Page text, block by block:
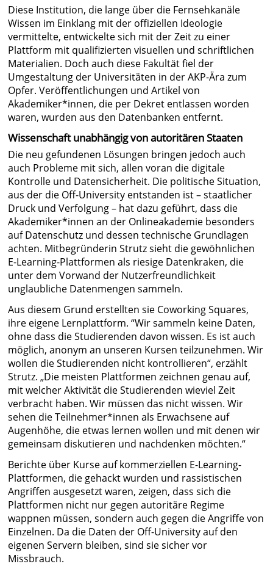
Diese Institution, die lange über die Fernsehkanäle
Wissen im Einklang mit der offiziellen Ideologie
vermittelte, entwickelte sich mit der Zeit zu einer
Plattform mit qualifizierten visuellen und schriftlichen
Materialien. Doch auch diese Fakultät fiel der
Umgestaltung der Universitäten in der AKP-Ära zum
Opfer. Veröffentlichungen und Artikel von
Akademiker*innen, die per Dekret entlassen worden
waren, wurden aus den Datenbanken entfernt.
Wissenschaft unabhängig von autoritären Staaten
Die neu gefundenen Lösungen bringen jedoch auch
auch Probleme mit sich, allen voran die digitale
Kontrolle und Datensicherheit. Die politische Situation,
aus der die Off-University entstanden ist – staatlicher
Druck und Verfolgung – hat dazu geführt, dass die
Akademiker*innen an der Onlineakademie besonders
auf Datenschutz und dessen technische Grundlagen
achten. Mitbegründerin Strutz sieht die gewöhnlichen
E-Learning-Plattformen als riesige Datenkraken, die
unter dem Vorwand der Nutzerfreundlichkeit
unglaubliche Datenmengen sammeln.
Aus diesem Grund erstellten sie Coworking Squares,
ihre eigene Lernplattform. “Wir sammeln keine Daten,
ohne dass die Studierenden davon wissen. Es ist auch
möglich, anonym an unseren Kursen teilzunehmen. Wir
wollen die Studierenden nicht kontrollieren“, erzählt
Strutz. „Die meisten Plattformen zeichnen genau auf,
mit welcher Aktivität die Studierenden wieviel Zeit
verbracht haben. Wir müssen das nicht wissen. Wir
sehen die Teilnehmer*innen als Erwachsene auf
Augenhöhe, die etwas lernen wollen und mit denen wir
gemeinsam diskutieren und nachdenken möchten.“
Berichte über Kurse auf kommerziellen E-Learning-
Plattformen, die gehackt wurden und rassistischen
Angriffen ausgesetzt waren, zeigen, dass sich die
Plattformen nicht nur gegen autoritäre Regime
wappnen müssen, sondern auch gegen die Angriffe von
Einzelnen. Da die Daten der Off-University auf den
eigenen Servern bleiben, sind sie sicher vor
Missbrauch.